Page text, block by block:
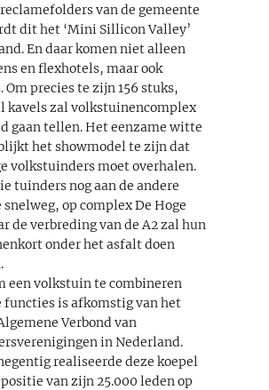
van de gemeente
dit het ‘Mini Sillicon Valley’
En daar komen niet alleen
en flexhotels, maar ook
precies te zijn 156 stuks,
kavels zal volkstuinencomplex
gaan tellen. Het eenzame witte
het showmodel te zijn dat
volkstuinders moet overhalen.
tuinders nog aan de andere
snelweg, op complex De Hoge
de verbreding van de A2 zal hun
onder het asfalt doen
een volkstuin te combineren
functies is afkomstig van het
Verbond van
in Nederland.
realiseerde deze koepel
van zijn 25.000 leden op